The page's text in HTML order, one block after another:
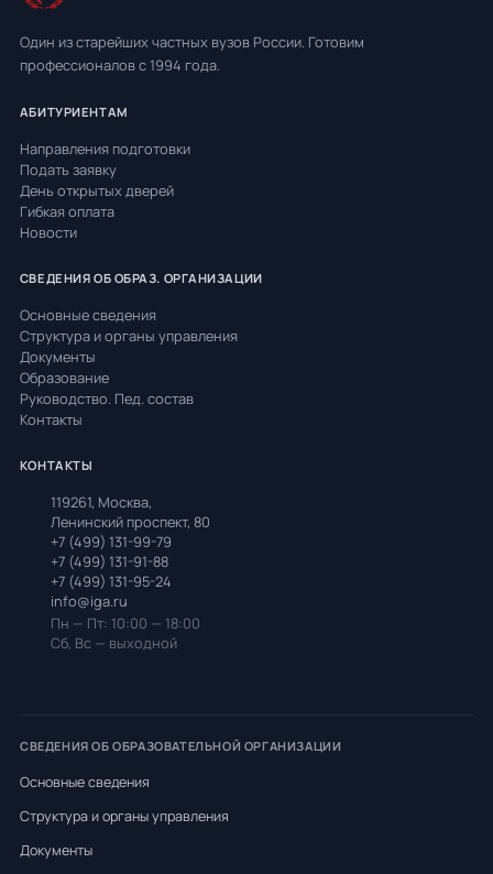
Один из старейших частных вузов России. Готовим
профессионалов с 1994 года.
АБИТУРИЕНТАМ
Направления подготовки
Подать заявку
День открытых дверей
Гибкая оплата
Новости
СВЕДЕНИЯ ОБ ОБРАЗ. ОРГАНИЗАЦИИ
Основные сведения
Структура и органы управления
Документы
Образование
Руководство. Пед. состав
Контакты
КОНТАКТЫ
119261, Москва,
Ленинский проспект, 80
+7 (499) 131-99-79
+7 (499) 131-91-88
+7 (499) 131-95-24
info@iga.ru
Пн — Пт: 10:00 — 18:00
Сб, Вс — выходной
СВЕДЕНИЯ ОБ ОБРАЗОВАТЕЛЬНОЙ ОРГАНИЗАЦИИ
Основные сведения
Структура и органы управления
Документы